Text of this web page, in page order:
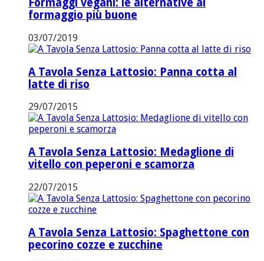
Formaggi vegani: le alternative al
formaggio più buone
03/07/2019
A Tavola Senza Lattosio: Panna cotta al
latte di riso
29/07/2015
A Tavola Senza Lattosio: Medaglione di
vitello con peperoni e scamorza
22/07/2015
A Tavola Senza Lattosio: Spaghettone con
pecorino cozze e zucchine